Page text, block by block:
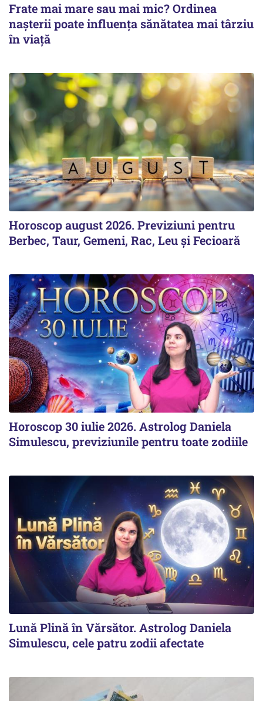
Frate mai mare sau mai mic? Ordinea
nașterii poate influența sănătatea mai târziu
în viață
Horoscop august 2026. Previziuni pentru
Berbec, Taur, Gemeni, Rac, Leu și Fecioară
Horoscop 30 iulie 2026. Astrolog Daniela
Simulescu, previziunile pentru toate zodiile
Lună Plină în Vărsător. Astrolog Daniela
Simulescu, cele patru zodii afectate